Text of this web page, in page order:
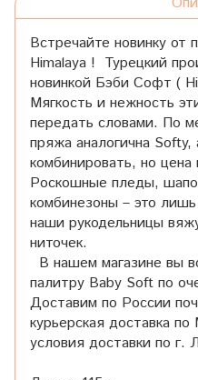
Встречайте новинку от
Himalaya ! Турецкий
новинкой Бэби Софт (
Мягкость и нежность
передать словами. По
пряжа аналогична
комбинировать, но
Роскошные пледы,
комбинезоны – это
наши рукодельницы
ниточек.
В нашем магазине вы
палитру Baby Soft по
Доставим по России
курьерская доставка
условия доставки по г.